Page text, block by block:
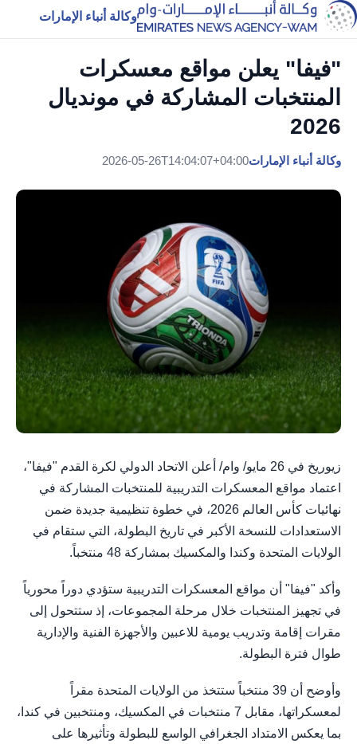
وكالة أنباء الإمارات
"فيفا" يعلن مواقع معسكرات
المنتخبات المشاركة في مونديال
2026
وكالة أنباء الإمارات2026-05-26T14:04:07+04:00
زيوريخ في 26 مايو/ وام/ أعلن الاتحاد الدولي لكرة القدم "فيفا"،
اعتماد مواقع المعسكرات التدريبية للمنتخبات المشاركة في
نهائيات كأس العالم 2026، في خطوة تنظيمية جديدة ضمن
الاستعدادات للنسخة الأكبر في تاريخ البطولة، التي ستقام في
الولايات المتحدة وكندا والمكسيك بمشاركة 48 منتخباً.
وأكد "فيفا" أن مواقع المعسكرات التدريبية ستؤدي دوراً محورياً
في تجهيز المنتخبات خلال مرحلة المجموعات، إذ ستتحول إلى
مقرات إقامة وتدريب يومية للاعبين والأجهزة الفنية والإدارية
طوال فترة البطولة.
وأوضح أن 39 منتخباً ستتخذ من الولايات المتحدة مقراً
لمعسكراتها، مقابل 7 منتخبات في المكسيك، ومنتخبين في كندا،
بما يعكس الامتداد الجغرافي الواسع للبطولة وتأثيرها على